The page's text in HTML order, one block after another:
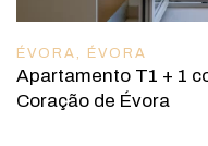
ÉVORA , ÉVORA
Apartamento T1 + 1
Coração de Évora